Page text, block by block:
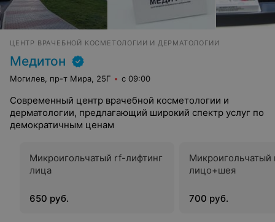
ЦЕНТР ВРАЧЕБНОЙ КОСМЕТОЛОГИИ И ДЕРМАТОЛОГИИ
Медитон
Могилев, пр-т Мира, 25Г с 09:00
Современный центр врачебной косметологии и
дерматологии, предлагающий широкий спектр услуг по
демократичным ценам
Микроигольчатый rf-лифтинг
лица
650 руб.
Микроигольчатый
лицо+шея
700 руб.